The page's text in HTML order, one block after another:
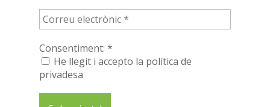
Consentiment: *
He llegit i accepto la política de
privadesa